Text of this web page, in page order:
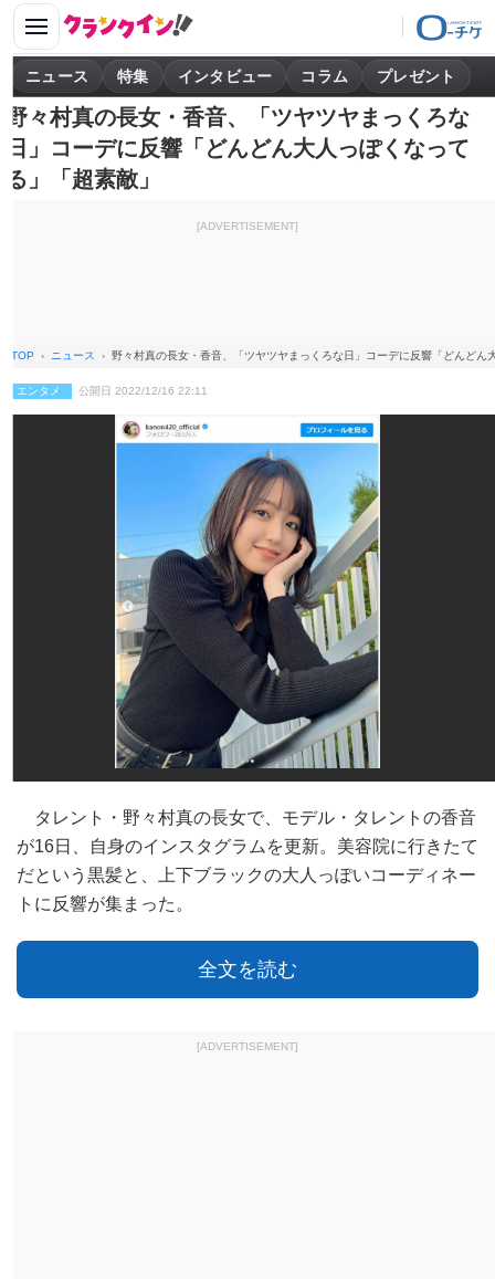
ニュース 特集 インタビュー コラム プレゼント
野々村真の長女・香音、「ツヤツヤまっくろな
日」コーデに反響「どんどん大人っぽくなって
る」「超素敵」
[ADVERTISEMENT]
TOP ニュース 野々村真の長女・香音、「ツヤツヤまっくろな日」コーデに反響「どんどん
エンタメ 公開日 2022/12/16 22:11
タレント・野々村真の長女で、モデル・タレントの香音
が16日、自身のインスタグラムを更新。美容院に行きたて
だという黒髪と、上下ブラックの大人っぽいコーディネー
トに反響が集まった。
全文を読む
[ADVERTISEMENT]